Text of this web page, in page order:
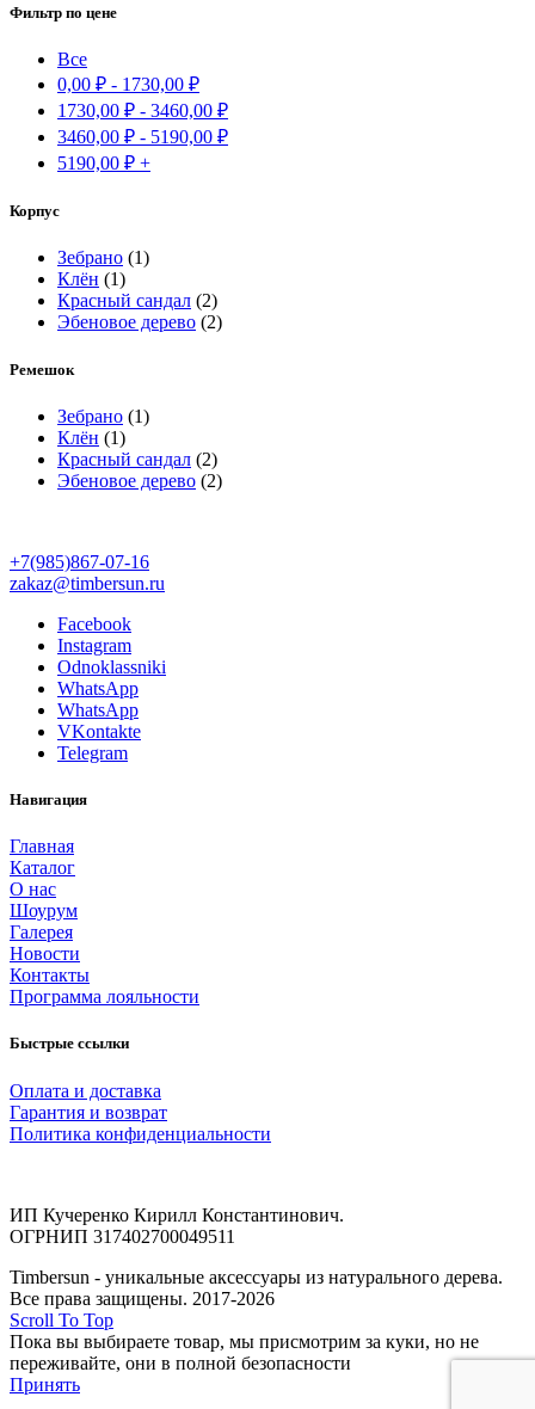
Фильтр по цене
Все
0,00 ₽ - 1730,00 ₽
1730,00 ₽ - 3460,00 ₽
3460,00 ₽ - 5190,00 ₽
5190,00 ₽ +
Корпус
Зебрано (1)
Клён (1)
Красный сандал (2)
Эбеновое дерево (2)
Ремешок
Зебрано (1)
Клён (1)
Красный сандал (2)
Эбеновое дерево (2)
+7(985)867-07-16
zakaz@timbersun.ru
Facebook
Instagram
Odnoklassniki
WhatsApp
WhatsApp
VKontakte
Telegram
Навигация
Главная
Каталог
О нас
Шоурум
Галерея
Новости
Контакты
Программа лояльности
Быстрые ссылки
Оплата и доставка
Гарантия и возврат
Политика конфиденциальности
ИП Кучеренко Кирилл Константинович.
ОГРНИП 317402700049511
Timbersun - уникальные аксессуары из натурального дерева.
Все права защищены. 2017-2026
Scroll To Top
Пока вы выбираете товар, мы присмотрим за куки, но не
переживайте, они в полной безопасности
Принять